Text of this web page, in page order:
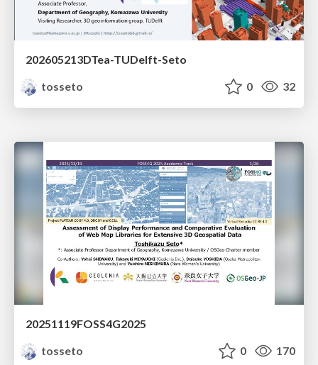
202605213DTea-TUDelft-Seto
tosseto
0 32
20251119FOSS4G2025
tosseto
0 170